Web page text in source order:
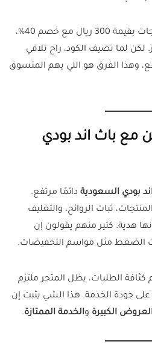
مثال بسيط: إذا اشتريت منتجات بقيمة 300 ريال مع خصم 40%،
لما تضيف الكود، راح تلاقي
وهذا الفرق هو اللي يهم المتسوق
مع باث اند بودي
بودي السعودية دائمًا مرتفع.
ثبات الروائح، والتغليف
هدية. كثير منهم يقولون إن
الضغط مثل مواسم التخفيضات.
كثافة الطلبات، يظل المتجر ملتزم
جودة الخدمة. هذا الشي يثبت إن
الكبيرة والخدمة الممتازة.